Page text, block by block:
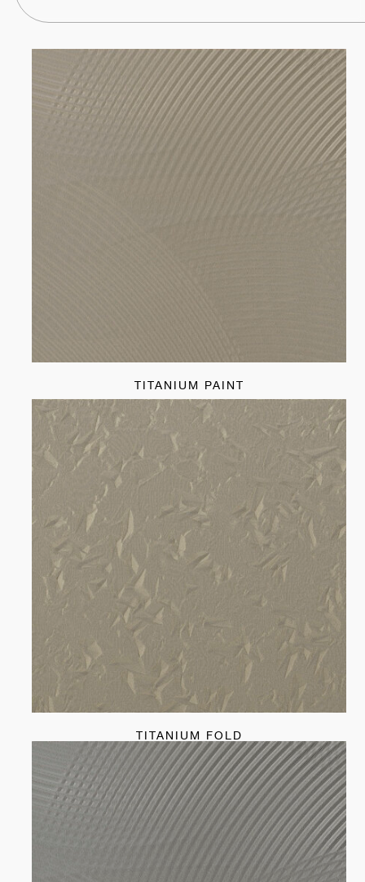
TITANIUM PAINT
TITANIUM FOLD